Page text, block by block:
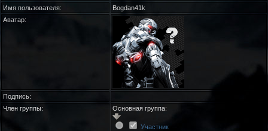
Имя пользователя:
Bogdan41k
Аватар:
Подпись:
Член группы:
Основная группа:
Участник